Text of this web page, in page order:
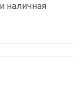
наличная